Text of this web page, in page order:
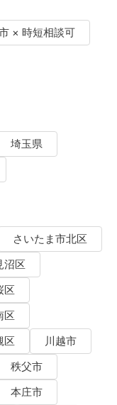
× 時短相談可
埼玉県
さいたま市北区
沼区
区
区
区
川越市
秩父市
本庄市